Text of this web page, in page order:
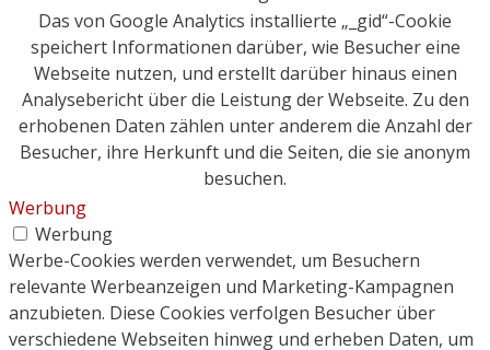
Das von Google Analytics installierte „_gid“-Cookie
speichert Informationen darüber, wie Besucher eine
Webseite nutzen, und erstellt darüber hinaus einen
Analysebericht über die Leistung der Webseite. Zu den
erhobenen Daten zählen unter anderem die Anzahl der
Besucher, ihre Herkunft und die Seiten, die sie anonym
besuchen.
Werbung
Werbung
Werbe-Cookies werden verwendet, um Besuchern
relevante Werbeanzeigen und Marketing-Kampagnen
anzubieten. Diese Cookies verfolgen Besucher über
verschiedene Webseiten hinweg und erheben Daten, um